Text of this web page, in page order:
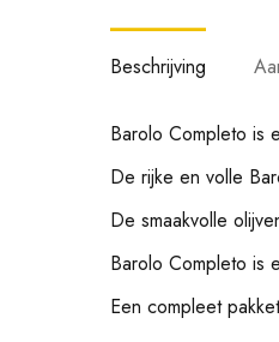
Beschrijving
Barolo Completo is
De rijke en volle
De smaakvolle
Barolo Completo is
Een compleet